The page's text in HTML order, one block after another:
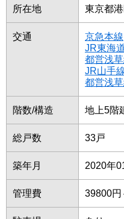
所在地 東京都
交通 京急本線
JR東海
都営浅
JR山手
都営浅
階数/構造 地上5階
総戸数 33戸
築年月 2020年
管理費 39800円